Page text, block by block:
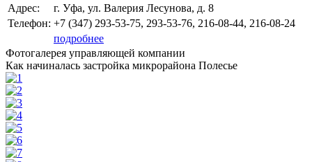
Адрес:
г. Уфа, ул. Валерия Лесунова, д. 8
Телефон: +7 (347) 293-53-75, 293-53-76, 216-08-44, 216-08-24
подробнее
Фотогалерея управляющей компании
Как начиналась застройка микрорайона Полесье